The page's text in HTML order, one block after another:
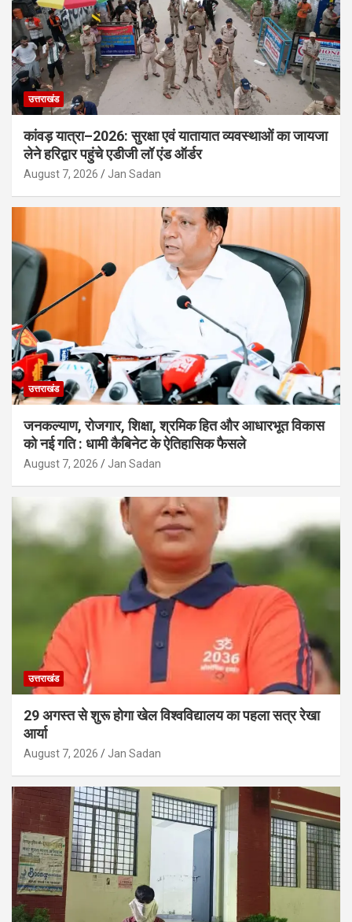
उत्तराखंड
कांवड़ यात्रा–2026: सुरक्षा एवं यातायात व्यवस्थाओं का जायजा
लेने हरिद्वार पहुंचे एडीजी लॉ एंड ऑर्डर
August 7, 2026 Jan Sadan
उत्तराखंड
जनकल्याण, रोजगार, शिक्षा, श्रमिक हित और आधारभूत विकास
को नई गति : धामी कैबिनेट के ऐतिहासिक फैसले
August 7, 2026 Jan Sadan
उत्तराखंड
29 अगस्त से शुरू होगा खेल विश्वविद्यालय का पहला सत्र रेखा
आर्या
August 7, 2026 Jan Sadan